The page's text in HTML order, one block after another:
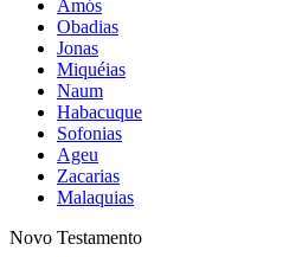
Amós
Obadias
Jonas
Miquéias
Naum
Habacuque
Sofonias
Ageu
Zacarias
Malaquias
Novo Testamento